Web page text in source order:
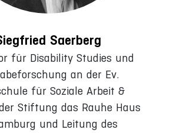
Saerberg
für Disability Studies und
an der Ev.
für Soziale Arbeit &
Stiftung das Rauhe Haus
und Leitung des